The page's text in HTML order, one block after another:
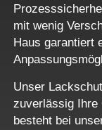
mit wenig
Haus garantiert
Unser
zuverlässig Ihre
besteht bei